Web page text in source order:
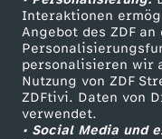
Interaktionen
Angebot des ZDF
personalisieren wir
Nutzung von ZDF
ZDFtivi. Daten von
verwendet.
• Social Media und
d
D
e
Sendungen A-Z
TV-Programm
ZDF Unternehmen